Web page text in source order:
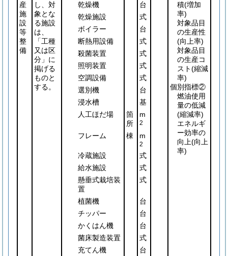
産
施
設
等
整
備
し、対
象とな
る施設
は、
「工種
又は区
分」に
掲げる
ものと
する。
積(増加
率)
対象品目
の生産性
(向上率)
対象品目
の生産コ
スト(縮減
率)
個別指標②
燃油使用
量の低減
(縮減率)
エネルギ
ー効率の
向上(向上
率)
乾燥機
台
乾燥施設
式
ボイラー
台
断熱用設備
式
殺菌装置
式
照明装置
式
空調設備
式
選別機
台
浸水槽
基
人工ほだ場
箇
所
m
2
フレーム 棟 m
2
冷蔵施設
式
給水施設
式
懸垂式栽培装
置
式
植菌機
台
チッパー
台
かくはん機
台
菌床製造装置
式
充てん機
台